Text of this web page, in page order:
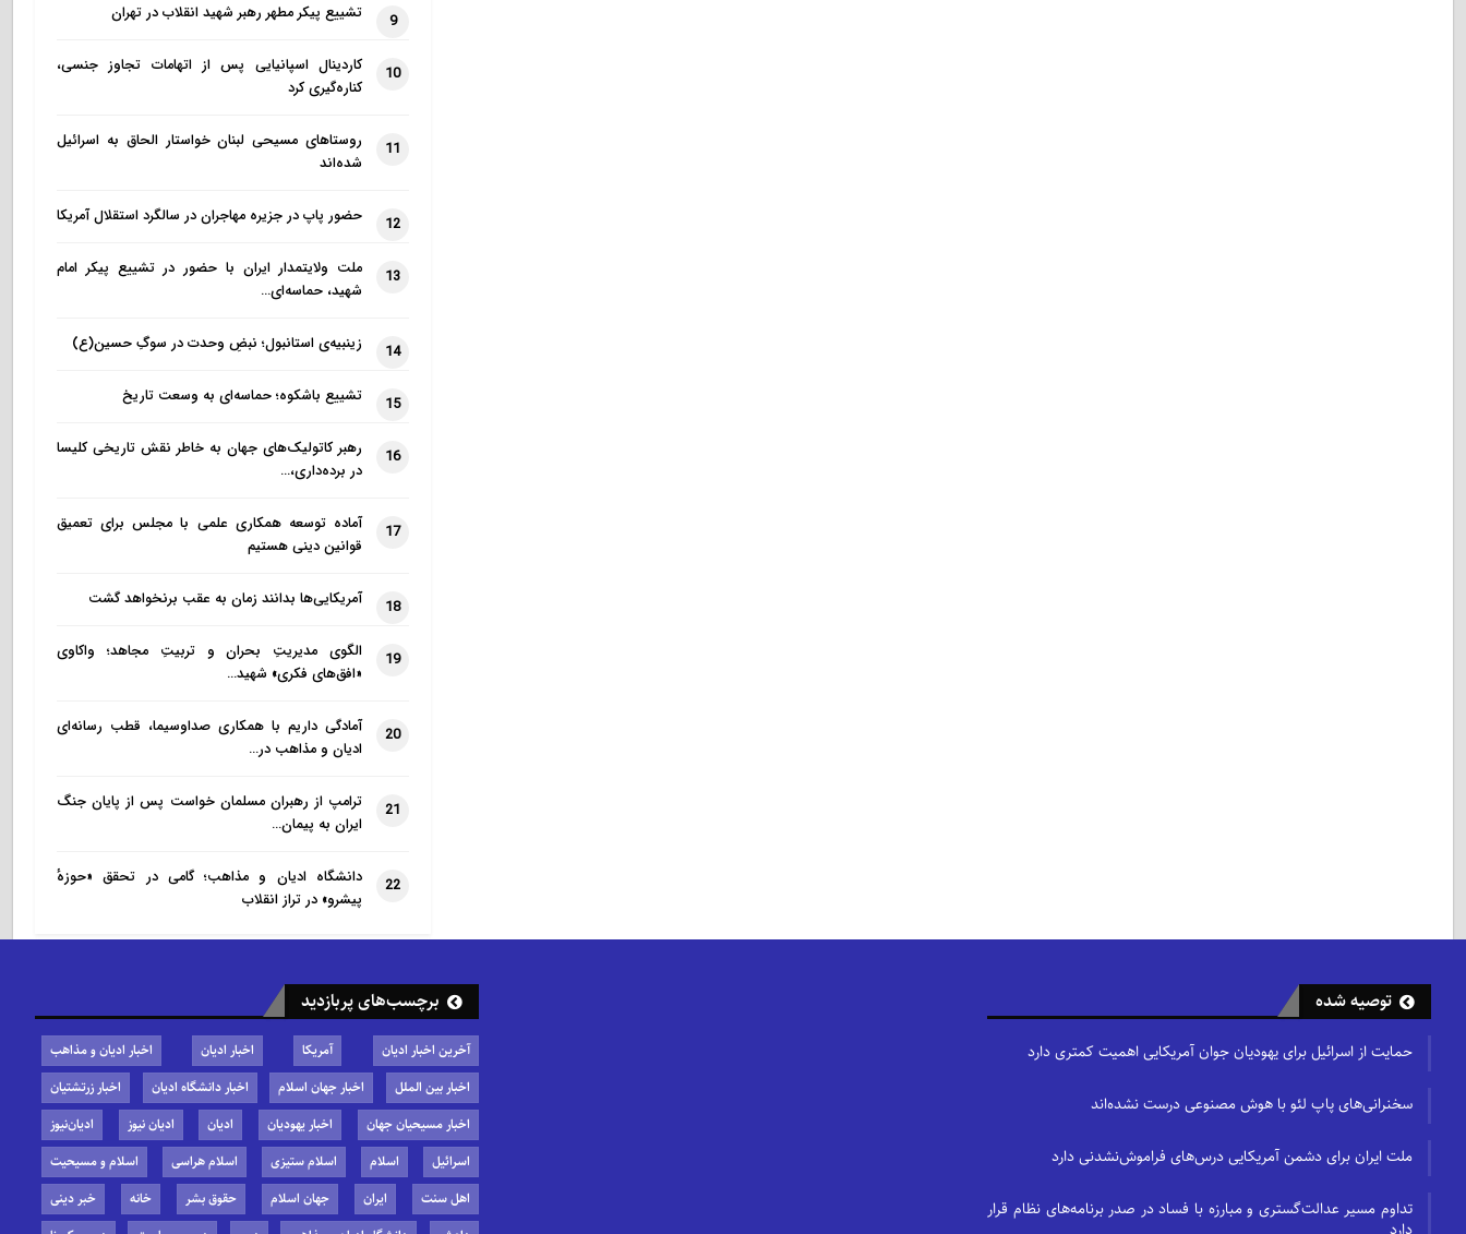
9 تشییع پیکر مطهر رهبر شهید انقلاب در تهران
10
کاردینال اسپانیایی پس از اتهامات تجاوز جنسی،
کناره‌گیری کرد
11
روستاهای مسیحی لبنان خواستار الحاق به اسرائیل
شده‌اند
12 حضور پاپ در جزیره مهاجران در سالگرد استقلال آمریکا
13
ملت ولایتمدار ایران با حضور در تشییع پیکر امام
شهید، حماسه‌ای…
14 زینبیه‌ی استانبول؛ نبضِ وحدت در سوگِ حسین(ع)
15 تشییع باشکوه؛ حماسه‌ای به وسعت تاریخ
16
رهبر کاتولیک‌های جهان به خاطر نقش تاریخی کلیسا
در برده‌داری،…
17
آماده توسعه همکاری علمی با مجلس برای تعمیق
قوانین دینی هستیم
18 آمریکایی‌ها بدانند زمان به عقب برنخواهد گشت
19
الگوی مدیریتِ بحران و تربیتِ مجاهد؛ واکاوی
«افق‌های فکری» شهید…
20
آمادگی داریم با همکاری صداوسیما، قطب رسانه‌ای
ادیان و مذاهب در…
21
ترامپ از رهبران مسلمان خواست پس از پایان جنگ
ایران به پیمان…
22
دانشگاه ادیان و مذاهب؛ گامی در تحقق «حوزهٔ
پیشرو» در تراز انقلاب
توصیه شده
حمایت از اسرائیل برای یهودیان جوان آمریکایی اهمیت کمتری دارد
سخنرانی‌های پاپ لئو با هوش مصنوعی درست نشده‌اند
ملت ایران برای دشمن آمریکایی درس‌های فراموش‌نشدنی دارد
تداوم مسیر عدالت‌گستری و مبارزه با فساد در صدر برنامه‌های نظام قرار
برچسب‌های پربازدید
آخرین اخبار ادیان آمریکا اخبار ادیان
اخبار ادیان و مذاهب
اخبار بین الملل
اخبار جهان اسلام اخبار دانشگاه ادیان
اخبار زرتشتیان
اخبار مسیحیان جهان
اخبار یهودیان ادیان ادیان نیوز
ادیان‌نیوز
اسرائیل
اسلام اسلام ستیزی اسلام هراسی
اسلام و مسیحیت
اهل سنت
ایران جهان اسلام حقوق بشر خانه
خبر دینی